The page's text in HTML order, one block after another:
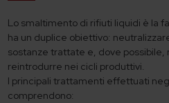
Lo smaltimento di rifiuti liquidi è la
ha un duplice obiettivo:
sostanze trattate e, dove
reintrodurre nei cicli produttivi.
I principali trattamenti effettuati
comprendono: